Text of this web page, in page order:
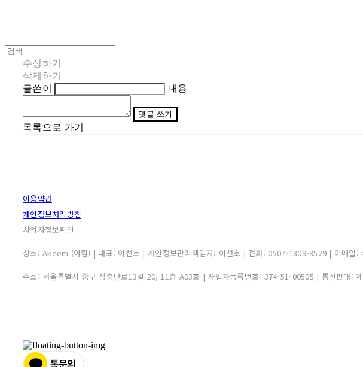
수정하기
삭제하기
글쓴이
내용
댓글 쓰기
목록으로 가기
이용약관
개인정보처리방침
사업자정보확인
상호: Akeem (아킴) | 대표: 이선호 | 개인정보관리책임자: 이선호 | 전화: 0507-1309-9529 | 이메
주소: 서울특별시 중구 장충단로13길 20, 11층 A03호 | 사업자등록번호: 374-51-00505 | 통신판매: